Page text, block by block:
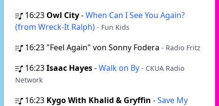
16:23 Owl City-When Can I See You Again?
(from Wreck-It Ralph) - Fun Kids
16:23 "Feel Again" von Sonny Fodera - Radio Fritz
16:23Isaac Hayes-Walk on By - CKUA Radio
Network
16:23 Kygo With Khalid & Gryffin -Save My